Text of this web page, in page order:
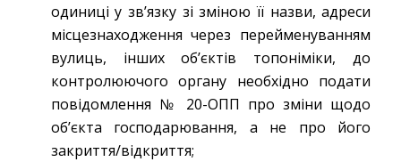
одиниці у зв’язку зі зміною її назви, адреси
місцезнаходження через перейменуванням
вулиць, інших об’єктів топоніміки, до
контролюючого органу необхідно подати
повідомлення № 20-ОПП про зміни щодо
об’єкта господарювання, а не про його
закриття/відкриття;